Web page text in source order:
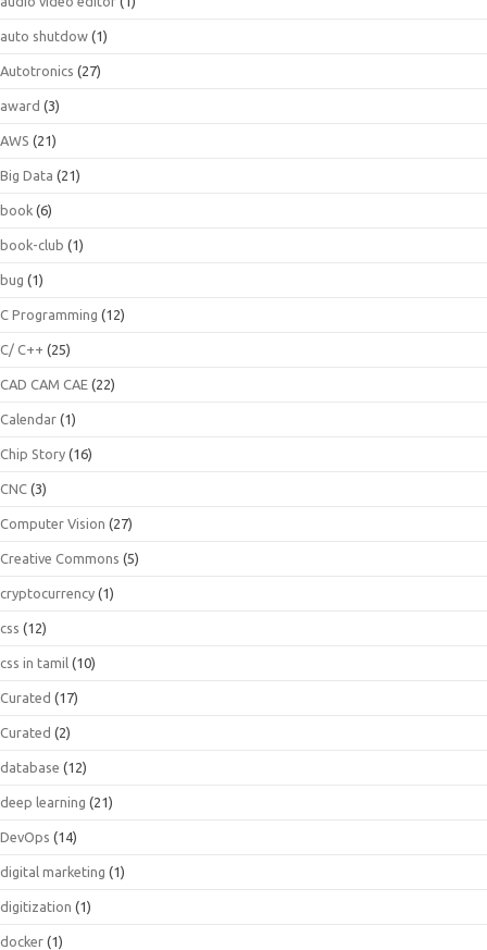
auto shutdow (1)
Autotronics (27)
award (3)
AWS (21)
Big Data (21)
book (6)
book-club (1)
bug (1)
C Programming (12)
C/ C++ (25)
CAD CAM CAE (22)
Calendar (1)
Chip Story (16)
CNC (3)
Computer Vision (27)
Creative Commons (5)
cryptocurrency (1)
css (12)
css in tamil (10)
Curated (17)
Curated (2)
database (12)
deep learning (21)
DevOps (14)
digital marketing (1)
digitization (1)
docker (1)